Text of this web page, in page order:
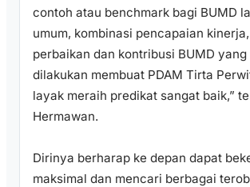
contoh atau benchmark bagi BUMD
umum, kombinasi pencapaian
perbaikan dan kontribusi BUMD yang
dilakukan membuat PDAM Tirta
layak meraih predikat sangat baik,”
Hermawan.
Dirinya berharap ke depan dapat
maksimal dan mencari berbagai